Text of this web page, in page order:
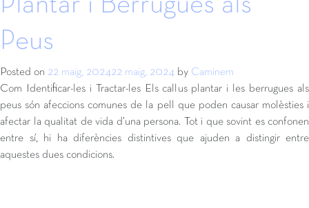
Plantar i Berrugues als
Peus
Posted on 22 maig, 202422 maig, 2024 by Caminem
Com Identificar-les i Tractar-les Els callus plantar i les berrugues als
peus són afeccions comunes de la pell que poden causar molèsties i
afectar la qualitat de vida d’una persona. Tot i que sovint es confonen
entre sí, hi ha diferències distintives que ajuden a distingir entre
aquestes dues condicions.